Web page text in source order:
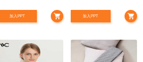
加入PPT 加入PPT